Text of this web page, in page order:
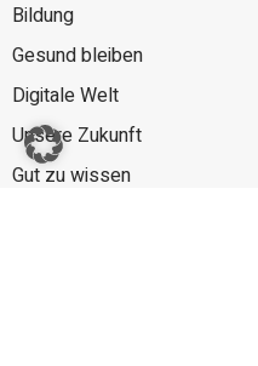
Bildung
Gesund bleiben
Digitale Welt
Unsere Zukunft
Gut zu wissen